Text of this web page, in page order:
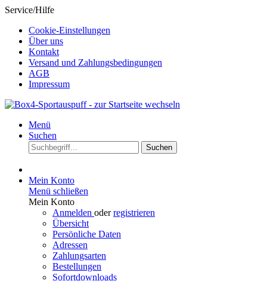
Service/Hilfe
Cookie-Einstellungen
Über uns
Kontakt
Versand und Zahlungsbedingungen
AGB
Impressum
Menü
Suchen
Suchen
Mein Konto
Menü schließen
Mein Konto
Anmelden oderregistrieren
Übersicht
Persönliche Daten
Adressen
Zahlungsarten
Bestellungen
Sofortdownloads